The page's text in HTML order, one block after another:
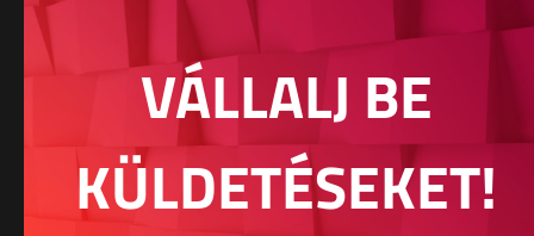
VÁLLALJ BE
KÜLDETÉSEKET!